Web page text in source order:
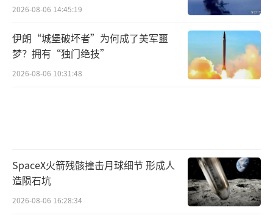
2026-08-06 14:45:19
伊朗“城堡破坏者”为何成了美军噩
梦？拥有“独门绝技”
2026-08-06 10:31:48
SpaceX火箭残骸撞击月球细节 形成人
造陨石坑
2026-08-06 16:28:34